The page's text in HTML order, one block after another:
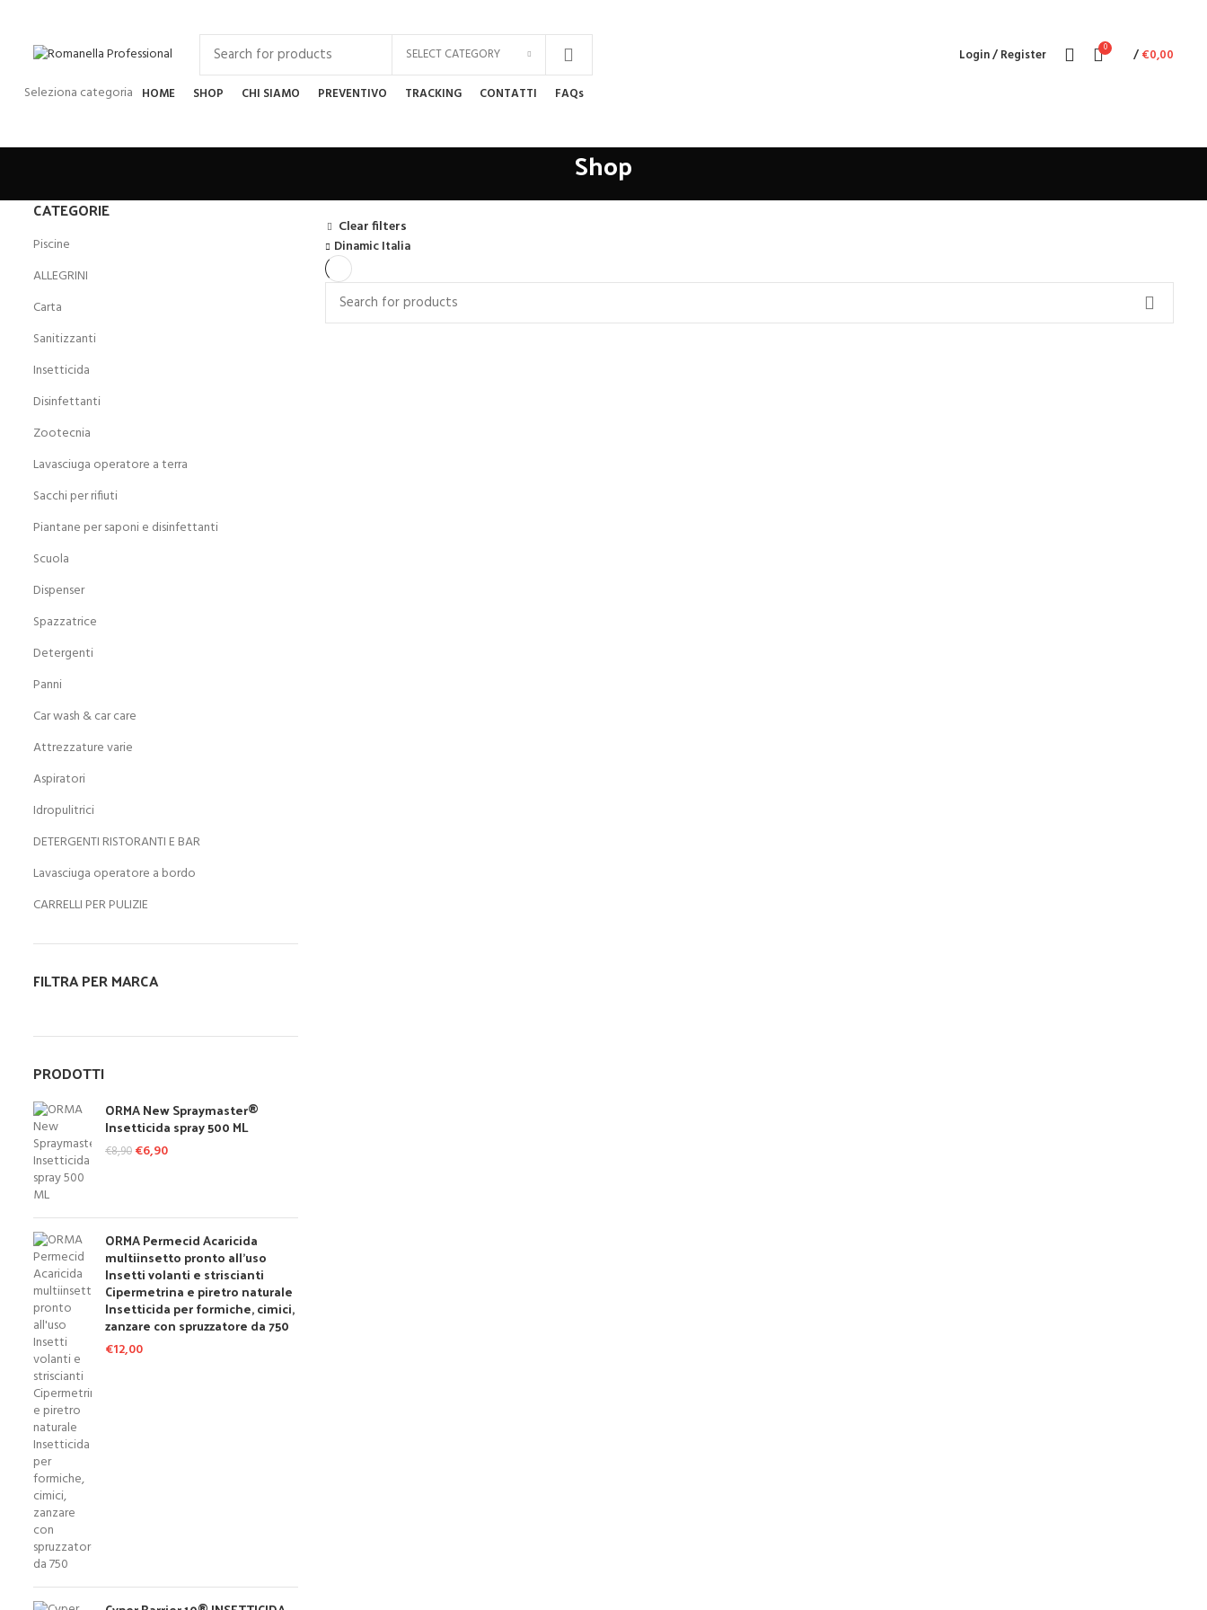
SELECT CATEGORY Login / Register 0 /€0,00
Seleziona categoria HOME SHOP CHI SIAMO PREVENTIVO TRACKING CONTATTI FAQs
Shop
CATEGORIE
Piscine
ALLEGRINI
Carta
Sanitizzanti
Insetticida
Disinfettanti
Zootecnia
Lavasciuga operatore a terra
Sacchi per rifiuti
Piantane per saponi e disinfettanti
Scuola
Dispenser
Spazzatrice
Detergenti
Panni
Car wash & car care
Attrezzature varie
Aspiratori
Idropulitrici
DETERGENTI RISTORANTI E BAR
Lavasciuga operatore a bordo
CARRELLI PER PULIZIE
FILTRA PER MARCA
PRODOTTI
ORMA New Spraymaster®
Insetticida spray 500 ML
€8,90 Il prezzo originale era: €8,90.
€6,90
ORMA Permecid Acaricida
multiinsetto pronto all'uso
Insetti volanti e striscianti
Cipermetrina e piretro naturale
Insetticida per formiche, cimici,
zanzare con spruzzatore da 750
€12,00
Clear filters
Dinamic Italia